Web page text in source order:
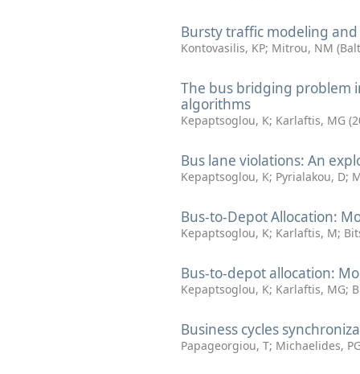
Bursty traffic modeling
Kontovasilis, KP; Mitrou, NM (
The bus bridging problem
algorithms
Kepaptsoglou, K; Karlaftis, MG (
Bus lane violations: An
Kepaptsoglou, K; Pyrialakou, D;
Bus-to-Depot Allocation:
Kepaptsoglou, K; Karlaftis, M;
Bus-to-depot allocation:
Kepaptsoglou, K; Karlaftis, MG;
Business cycles
Papageorgiou, T; Michaelides,